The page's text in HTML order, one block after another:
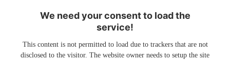
We need your consent to load the
service!
This content is not permitted to load due to trackers that are not
disclosed to the visitor. The website owner needs to setup the site